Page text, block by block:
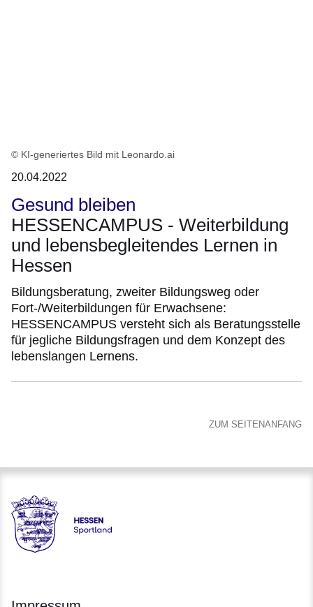
© KI-generiertes Bild mit Leonardo.ai
20.04.2022
Gesund bleiben
HESSENCAMPUS - Weiterbildung
und lebensbegleitendes Lernen in
Hessen
Bildungsberatung, zweiter Bildungsweg oder
Fort-/Weiterbildungen für Erwachsene:
HESSENCAMPUS versteht sich als Beratungsstelle
für jegliche Bildungsfragen und dem Konzept des
lebenslangen Lernens.
ZUM SEITENANFANG
Hessen - Landesprogramm SPORTLAND HESSEN bewegt